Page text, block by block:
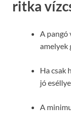
ritka
A pangó
amelyek
Ha csak
jó
A